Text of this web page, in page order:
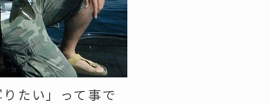
たい」って事で